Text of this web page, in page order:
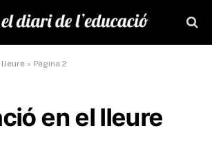
lleure » Pàgina 2
en el lleure